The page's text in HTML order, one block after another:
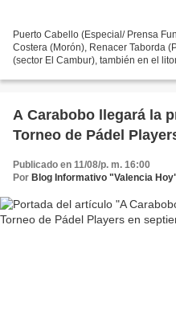
Puerto Cabello (Especial/ Prensa
Costera (Morón), Renacer Taborda
(sector El Cambur), también en el
A Carabobo llegará la
Torneo de Pádel
Publicado en 11/08/p. m. 16:00
Por Blog Informativo "Valencia